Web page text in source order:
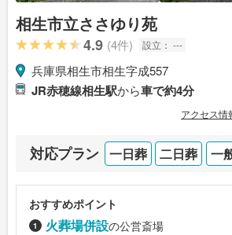
相生市立ささゆり苑
4.9 (4件) 設立： ---
兵庫県相生市相生字成557
JR赤穂線相生駅から車で約4分
アクセス情
対応プラン 一日葬 二日葬 一
おすすめポイント
火葬場併設の公営斎場